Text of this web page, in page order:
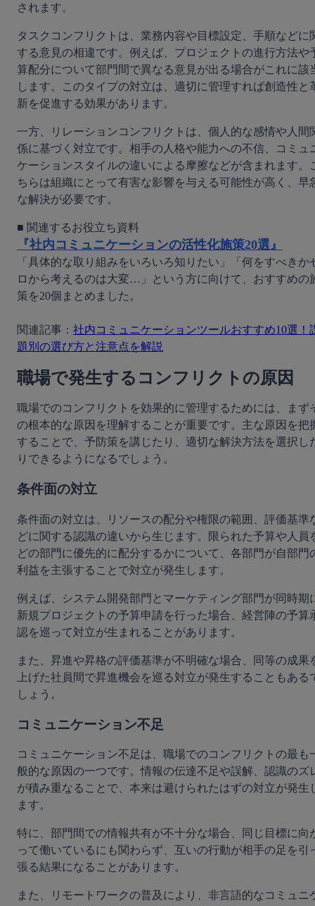
されます。
タスクコンフリクトは、業務内容や目標設定、手順などに
する意見の相違です。例えば、プロジェクトの進行方法や
算配分について部門間で異なる意見が出る場合がこれに該
します。このタイプの対立は、適切に管理すれば創造性と
新を促進する効果があります。
一方、リレーションコンフリクトは、個人的な感情や人間
係に基づく対立です。相手の人格や能力への不信、コミュ
ケーションスタイルの違いによる摩擦などが含まれます。
ちらは組織にとって有害な影響を与える可能性が高く、早
な解決が必要です。
『社内コミュニケーションの活性化施策20選』
「具体的な取り組みをいろいろ知りたい」「何をすべきか
ロから考えるのは大変…」という方に向けて、おすすめの
策を20個まとめました。
関連記事： 社内コミュニケーションツールおすすめ10選！
題別の選び方と注意点を解説
職場で発生するコンフリクトの原因
職場でのコンフリクトを効果的に管理するためには、まず
の根本的な原因を理解することが重要です。主な原因を把
することで、予防策を講じたり、適切な解決方法を選択し
りできるようになるでしょう。
条件面の対立
条件面の対立は、リソースの配分や権限の範囲、評価基準
どに関する認識の違いから生じます。限られた予算や人員
どの部門に優先的に配分するかについて、各部門が自部門
利益を主張することで対立が発生します。
例えば、システム開発部門とマーケティング部門が同時期
新規プロジェクトの予算申請を行った場合、経営陣の予算
認を巡って対立が生まれることがあります。
また、昇進や昇格の評価基準が不明確な場合、同等の成果
上げた社員間で昇進機会を巡る対立が発生することもある
しょう。
コミュニケーション不足
コミュニケーション不足は、職場でのコンフリクトの最も
般的な原因の一つです。情報の伝達不足や誤解、認識のズ
が積み重なることで、本来は避けられたはずの対立が発生
ます。
特に、部門間での情報共有が不十分な場合、同じ目標に向
って働いているにも関わらず、互いの行動が相手の足を引
張る結果になることがあります。
また、リモートワークの普及により、非言語的なコミュニ